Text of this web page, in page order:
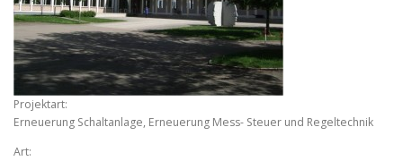
Projektart:
Erneuerung Schaltanlage, Erneuerung Mess- Steuer und Regeltechnik
Art: